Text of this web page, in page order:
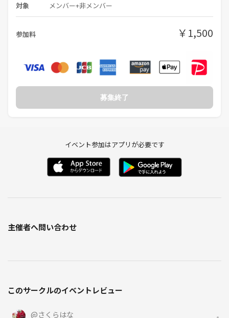
対象 メンバー+非メンバー
参加料 ￥1,500
募集終了
イベント参加はアプリが必要です
主催者へ問い合わせ
このサークルのイベントレビュー
@さくらはな